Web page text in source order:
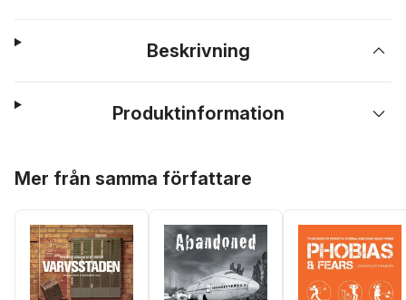
Beskrivning
Produktinformation
Mer från samma författare